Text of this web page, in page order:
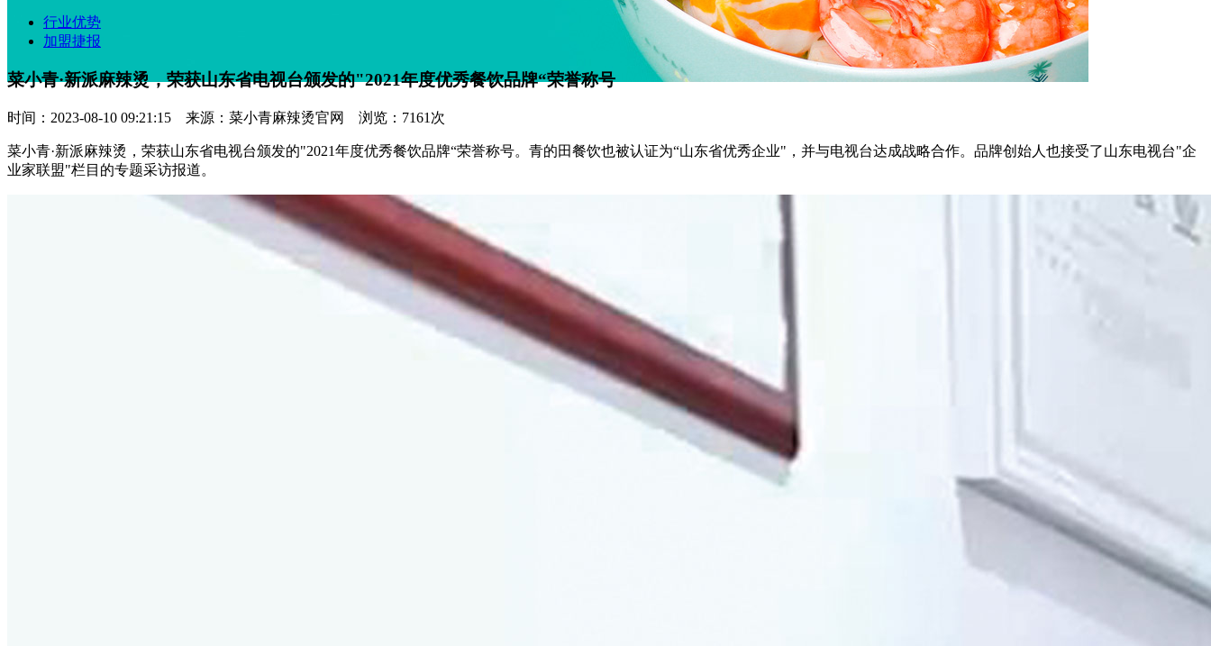
行业优势
加盟捷报
菜小青·新派麻辣烫，荣获山东省电视台颁发的"2021年度优秀餐饮品牌“荣誉称号
时间：2023-08-10 09:21:15 来源：菜小青麻辣烫官网 浏览：7161次
菜小青·新派麻辣烫，荣获山东省电视台颁发的"2021年度优秀餐饮品牌“荣誉称号。青的田餐饮也被认证为“山东省优秀企业"，并与电视台达成战略合作。品牌创始人也接受了山东电视台"企
业家联盟"栏目的专题采访报道。